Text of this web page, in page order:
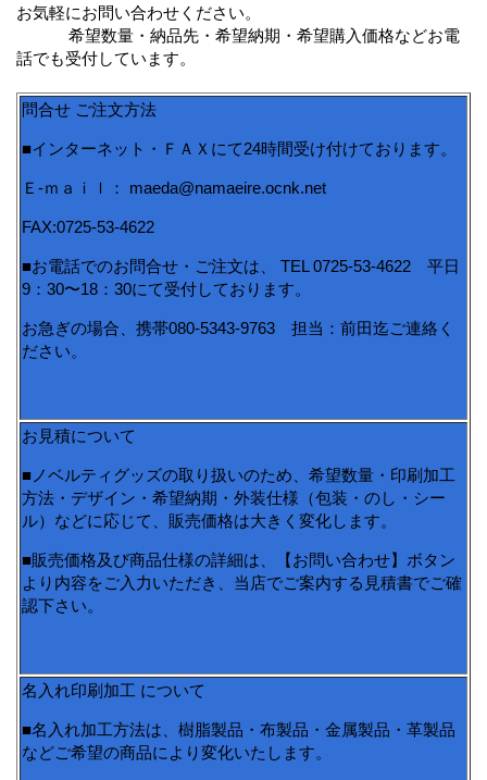
お気軽にお問い合わせください。
希望数量・納品先・希望納期・希望購入価格などお電
話でも受付しています。
問合せ ご注文方法
■インターネット・ＦＡＸにて24時間受け付けております。
Ｅ-ｍａｉｌ： maeda@namaeire.ocnk.net
FAX:0725-53-4622
■お電話でのお問合せ・ご注文は、 TEL 0725-53-4622 平日
9：30〜18：30にて受付しております。
お急ぎの場合、携帯080-5343-9763 担当：前田迄ご連絡く
ださい。
お見積について
■ノベルティグッズの取り扱いのため、希望数量・印刷加工
方法・デザイン・希望納期・外装仕様（包装・のし・シー
ル）などに応じて、販売価格は大きく変化します。
■販売価格及び商品仕様の詳細は、【お問い合わせ】ボタン
より内容をご入力いただき、当店でご案内する見積書でご確
認下さい。
名入れ印刷加工 について
■名入れ加工方法は、樹脂製品・布製品・金属製品・革製品
などご希望の商品により変化いたします。